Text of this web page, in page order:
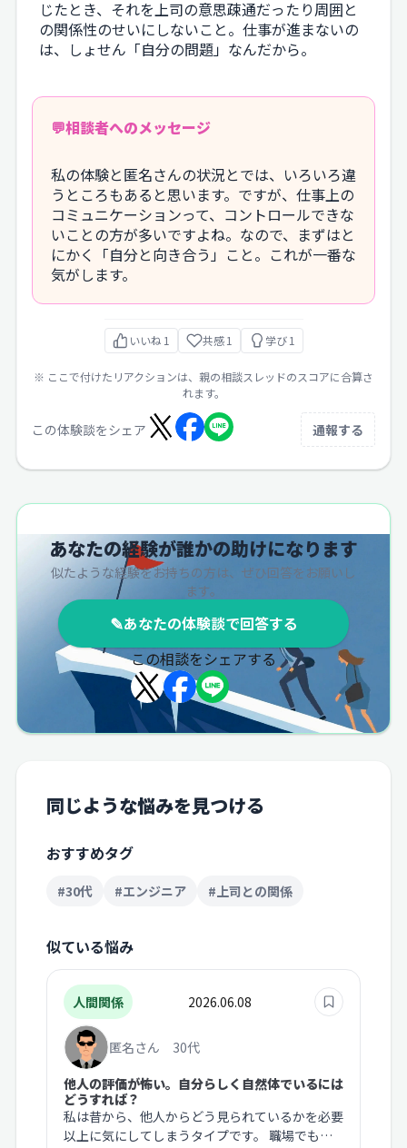
じたとき、それを上司の意思疎通だったり周囲と
の関係性のせいにしないこと。仕事が進まないの
は、しょせん「自分の問題」なんだから。
相談者へのメッセージ
私の体験と匿名さんの状況とでは、いろいろ違
うところもあると思います。ですが、仕事上の
コミュニケーションって、コントロールできな
いことの方が多いですよね。なので、まずはと
にかく「自分と向き合う」こと。これが一番な
気がします。
いいね 1 共感 1 学び 1
※ ここで付けたリアクションは、親の相談スレッドのスコアに合算さ
れます。
この体験談をシェア 通報する
あなたの経験が誰かの助けになります
似たような経験をお持ちの方は、ぜひ回答をお願いし
ます。
✎あなたの体験談で回答する
この相談をシェアする
同じような悩みを見つける
おすすめタグ
#30代 #エンジニア #上司との関係
似ている悩み
人間関係 2026.06.08
他人の評価が怖い。自分らしく自然体でいるには
どうすれば？
私は昔から、他人からどう見られているかを必要
以上に気にしてしまうタイプです。 職場でも友
匿名さん 30代